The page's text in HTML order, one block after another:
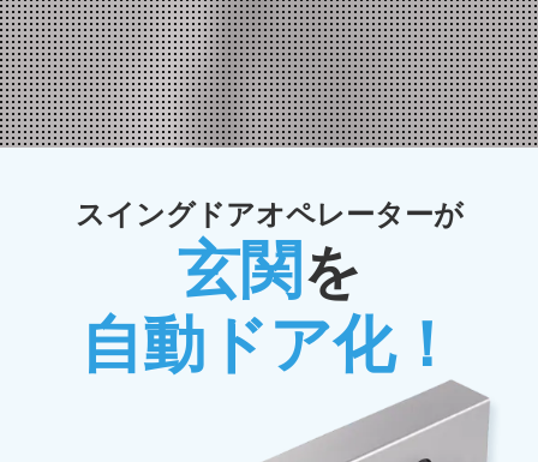
スイングドアオペレーターが
玄関を
自動ドア化！